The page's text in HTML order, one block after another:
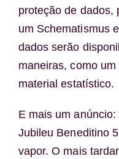
proteção de dados,
um Schematismus
dados serão
maneiras, como
material estatístico.
E mais um
Jubileu Beneditino
vapor. O mais